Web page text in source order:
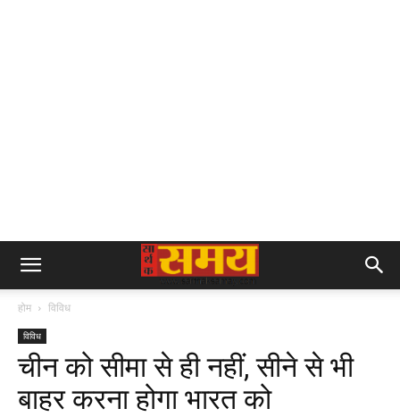
होम विविध
विविध
चीन को सीमा से ही नहीं, सीने से भी
बाहर करना होगा भारत को